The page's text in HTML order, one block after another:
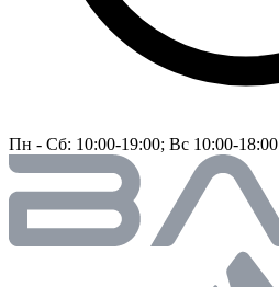
Пн - Сб: 10:00-19:00; Вс 10:00-18:00